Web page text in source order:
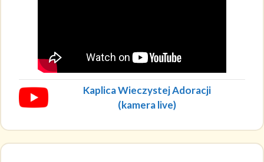
Kaplica Wieczystej Adoracji
(kamera live)